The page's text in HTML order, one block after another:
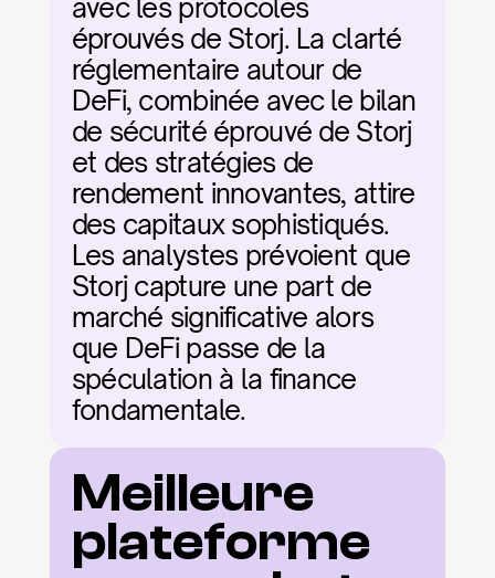
avec les protocoles
éprouvés de Storj. La clarté
réglementaire autour de
DeFi, combinée avec le bilan
de sécurité éprouvé de Storj
et des stratégies de
rendement innovantes, attire
des capitaux sophistiqués.
Les analystes prévoient que
Storj capture une part de
marché significative alors
que DeFi passe de la
spéculation à la finance
fondamentale.
Meilleure
plateforme